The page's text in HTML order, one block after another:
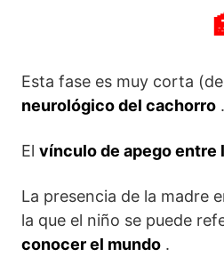
Esta fase es muy corta
neurológico del cachorro .
El vínculo de apego entre
La presencia de la madre
la que el niño se puede
conocer el mundo .